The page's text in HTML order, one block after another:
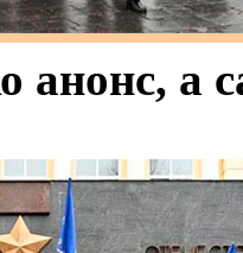
анонс, а